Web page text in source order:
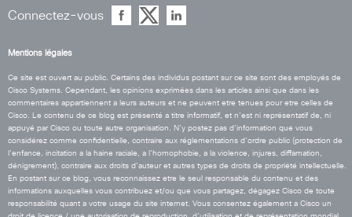
Connectez-vous
Mentions légales
Ce site est ouvert au public. Certains des individus postant sur ce site sont des employés de
Cisco Systems. Cependant, les opinions exprimées dans les articles ainsi que dans les
commentaires appartiennent a leurs auteurs et ne peuvent etre tenues pour etre celles de
Cisco. Le contenu de ce blog est présenté a titre informatif, et n’est ni représentatif de, ni
appuyé par Cisco ou toute autre organisation. N’y postez pas d’information que vous
considérez comme confidentielle, contraire aux réglementations d’ordre public (protection de
l’enfance, incitation a la haine raciale, a l’homophobie, a la violence, injures, diffamation,
dénigrement), contraire aux droits d’auteur et autres types de droits de propriété intellectuelle.
En postant sur ce blog, vous reconnaissez etre le seul responsable du contenu et des
informations auxquelles vous contribuez et/ou que vous partagez, dégagez Cisco de toute
responsabilité quant a votre usage du site internet. Vous consentez également a Cisco un